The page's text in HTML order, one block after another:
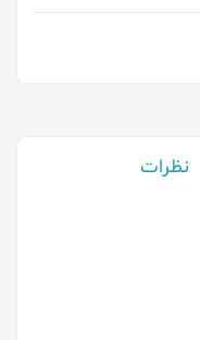
نظرات